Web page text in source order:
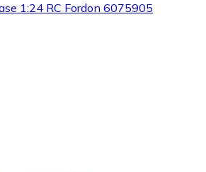
1:24 RC Fordon 6075905